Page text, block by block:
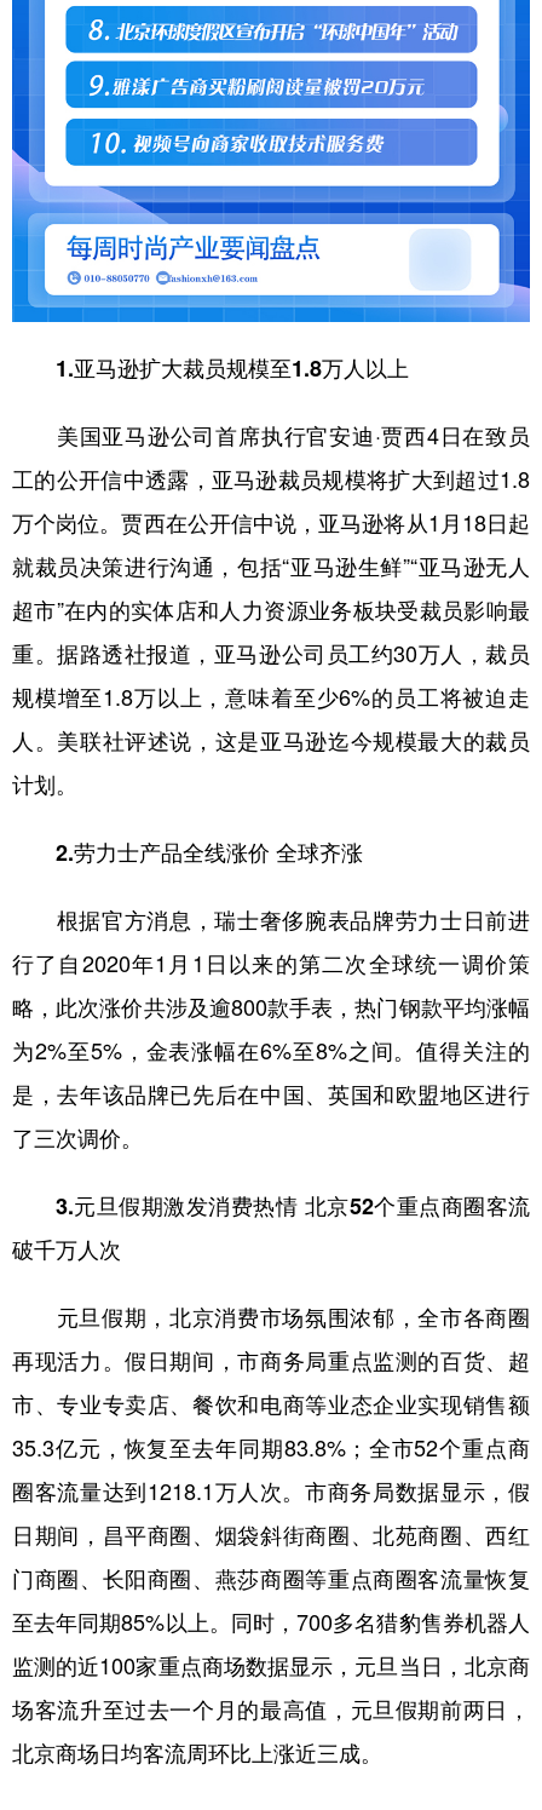
北京 天津 河北 山西
辽宁 吉林 上海
浙江 安徽 福建
山东 河南 湖北 湖南
广东 广西 重庆
四川 西藏
多语种频道
English Español Français عربى
1.亚马逊扩大裁员规模至1.8万人以上
美国亚马逊公司首席执行官安迪·贾西4日在致员
工的公开信中透露，亚马逊裁员规模将扩大到超过1.8
万个岗位。贾西在公开信中说，亚马逊将从1月18日起
就裁员决策进行沟通，包括“亚马逊生鲜”“亚马逊无人
超市”在内的实体店和人力资源业务板块受裁员影响最
重。据路透社报道，亚马逊公司员工约30万人，裁员
规模增至1.8万以上，意味着至少6%的员工将被迫走
人。美联社评述说，这是亚马逊迄今规模最大的裁员
计划。
2.劳力士产品全线涨价 全球齐涨
根据官方消息，瑞士奢侈腕表品牌劳力士日前进
行了自2020年1月1日以来的第二次全球统一调价策
略，此次涨价共涉及逾800款手表，热门钢款平均涨幅
为2%至5%，金表涨幅在6%至8%之间。值得关注的
是，去年该品牌已先后在中国、英国和欧盟地区进行
了三次调价。
3.元旦假期激发消费热情 北京52个重点商圈客流
破千万人次
元旦假期，北京消费市场氛围浓郁，全市各商圈
再现活力。假日期间，市商务局重点监测的百货、超
市、专业专卖店、餐饮和电商等业态企业实现销售额
35.3亿元，恢复至去年同期83.8%；全市52个重点商
圈客流量达到1218.1万人次。市商务局数据显示，假
日期间，昌平商圈、烟袋斜街商圈、北苑商圈、西红
门商圈、长阳商圈、燕莎商圈等重点商圈客流量恢复
至去年同期85%以上。同时，700多名猎豹售券机器人
监测的近100家重点商场数据显示，元旦当日，北京商
场客流升至过去一个月的最高值，元旦假期前两日，
北京商场日均客流周环比上涨近三成。